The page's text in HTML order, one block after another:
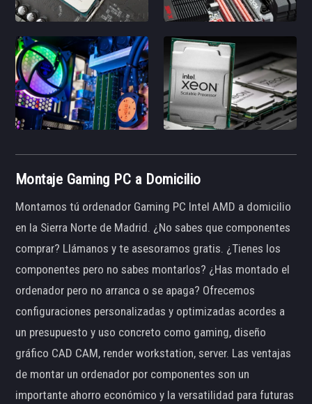
Montaje Gaming PC a Domicilio
Montamos tú ordenador Gaming PC Intel AMD a domicilio
en la Sierra Norte de Madrid. ¿No sabes que componentes
comprar? Llámanos y te asesoramos gratis. ¿Tienes los
componentes pero no sabes montarlos? ¿Has montado el
ordenador pero no arranca o se apaga? Ofrecemos
configuraciones personalizadas y optimizadas acordes a
un presupuesto y uso concreto como gaming, diseño
gráfico CAD CAM, render workstation, server. Las ventajas
de montar un ordenador por componentes son un
importante ahorro económico y la versatilidad para futuras